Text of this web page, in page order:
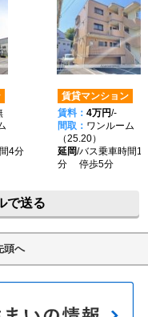
間4分
賃貸マンション
賃料： 4万円/-
間取： ワンルーム
（25.20）
延岡/バス乗車時間13
分 停歩5分
で送る
頭へ